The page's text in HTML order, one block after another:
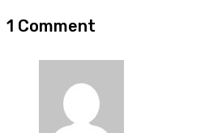
1 Comment